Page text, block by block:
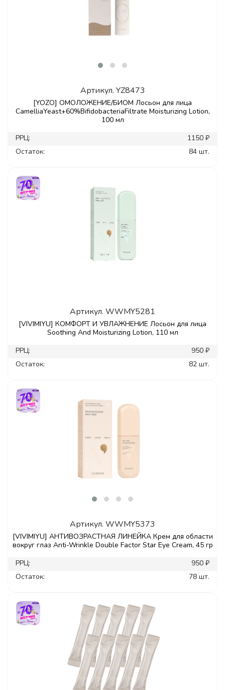
Артикул. YZ8473
[YOZO] ОМОЛОЖЕНИЕ/БИОМ Лосьон для лица
CamelliaYeast+60%BifidobacteriaFiltrate Moisturizing Lotion,
100 мл
РРЦ:
1150 ₽
Остаток:
84 шт.
Артикул. WWMY5281
[VIVIMIYU] КОМФОРТ И УВЛАЖНЕНИЕ Лосьон для лица
Soothing And Moisturizing Lotion, 110 мл
РРЦ:
950 ₽
Остаток:
82 шт.
Артикул. WWMY5373
[VIVIMIYU] АНТИВОЗРАСТНАЯ ЛИНЕЙКА Крем для области
вокруг глаз Anti-Wrinkle Double Factor Star Eye Cream, 45 гр
РРЦ:
950 ₽
Остаток:
78 шт.